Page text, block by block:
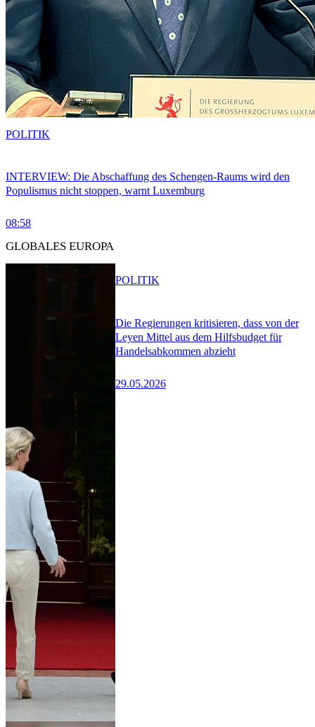
INTERVIEW: Die Abschaffung des Schengen-Raums wird den
Populismus nicht stoppen, warnt Luxemburg
08:58
POLITIK
GLOBALES EUROPA
Die Regierungen kritisieren, dass von der
Leyen Mittel aus dem Hilfsbudget für
Handelsabkommen abzieht
29.05.2026
POLITIK